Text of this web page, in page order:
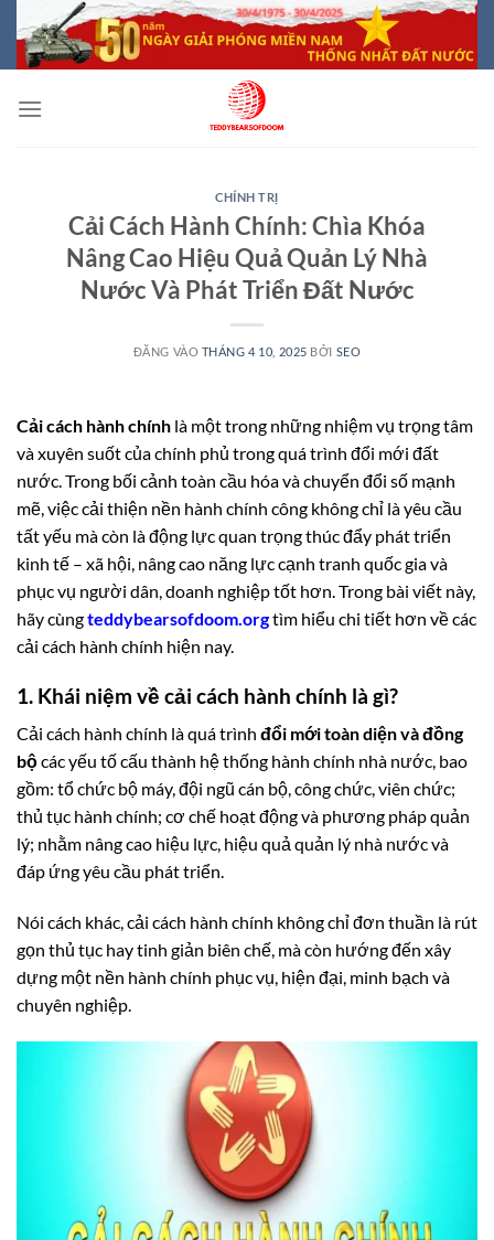
qua
nội
dung
CHÍNH TRỊ
Cải Cách Hành Chính: Chìa Khóa
Nâng Cao Hiệu Quả Quản Lý Nhà
Nước Và Phát Triển Đất Nước
ĐĂNG VÀO THÁNG 4 10, 2025 BỞI SEO
Cải cách hành chính là một trong những nhiệm vụ trọng tâm
và xuyên suốt của chính phủ trong quá trình đổi mới đất
nước. Trong bối cảnh toàn cầu hóa và chuyển đổi số mạnh
mẽ, việc cải thiện nền hành chính công không chỉ là yêu cầu
tất yếu mà còn là động lực quan trọng thúc đẩy phát triển
kinh tế – xã hội, nâng cao năng lực cạnh tranh quốc gia và
phục vụ người dân, doanh nghiệp tốt hơn. Trong bài viết này,
hãy cùngteddybearsofdoom.orgtìm hiểu chi tiết hơn về các
cải cách hành chính hiện nay.
1. Khái niệm về cải cách hành chính là gì?
Cải cách hành chính là quá trình đổi mới toàn diện và đồng
bộcác yếu tố cấu thành hệ thống hành chính nhà nước, bao
gồm: tổ chức bộ máy, đội ngũ cán bộ, công chức, viên chức;
thủ tục hành chính; cơ chế hoạt động và phương pháp quản
lý; nhằm nâng cao hiệu lực, hiệu quả quản lý nhà nước và
đáp ứng yêu cầu phát triển.
Nói cách khác, cải cách hành chính không chỉ đơn thuần là rút
gọn thủ tục hay tinh giản biên chế, mà còn hướng đến xây
dựng một nền hành chính phục vụ, hiện đại, minh bạch và
chuyên nghiệp.